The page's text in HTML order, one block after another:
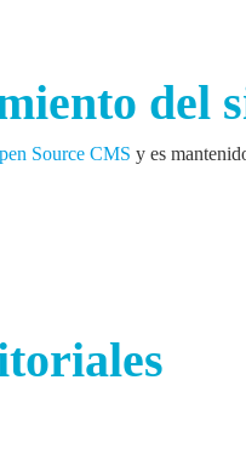
del
Source CMS y es